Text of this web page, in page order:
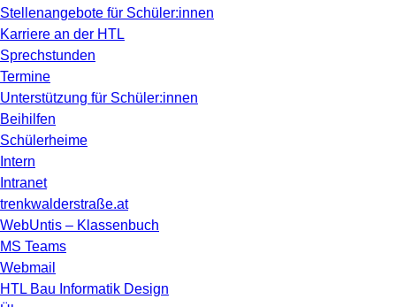
Stellenangebote für Schüler:innen
Karriere an der HTL
Sprechstunden
Termine
Unterstützung für Schüler:innen
Beihilfen
Schülerheime
Intern
Intranet
trenkwalderstraße.at
WebUntis – Klassenbuch
MS Teams
Webmail
HTL Bau Informatik Design